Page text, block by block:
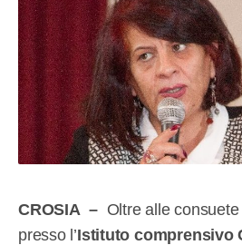
CROSIA – Oltre alle
presso l’Istituto comprensivo